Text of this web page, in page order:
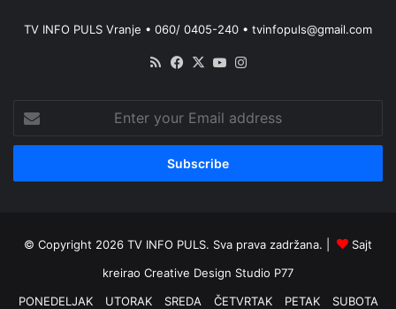
TV INFO PULS Vranje • 060/ 0405-240 • tvinfopuls@gmail.com
RSS Facebook
X YouTube
your
Email
© Copyright 2026 TV INFO PULS. Sva prava zadržana. |
Sajt
kreirao Creative Design Studio P77
PONEDELJAK
UTORAK SREDA ČETVRTAK PETAK SUBOTA